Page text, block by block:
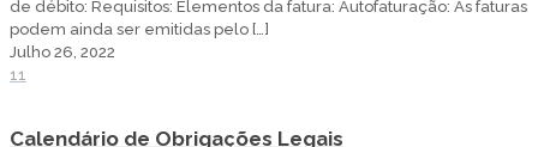
de débito: Requisitos: Elementos da fatura: Autofaturação: As faturas
podem ainda ser emitidas pelo […]
Julho 26, 2022
11
Calendário de Obrigações Legais